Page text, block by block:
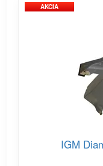
AKCIA
IGM